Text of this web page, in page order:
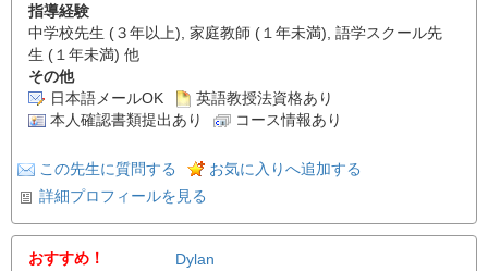
指導経験
中学校先生 (３年以上), 家庭教師 (１年未満), 語学スクール先
生 (１年未満) 他
その他
日本語メールOK
英語教授法資格あり
本人確認書類提出あり
コース情報あり
この先生に質問する
お気に入りへ追加する
詳細プロフィールを見る
おすすめ！
Dylan